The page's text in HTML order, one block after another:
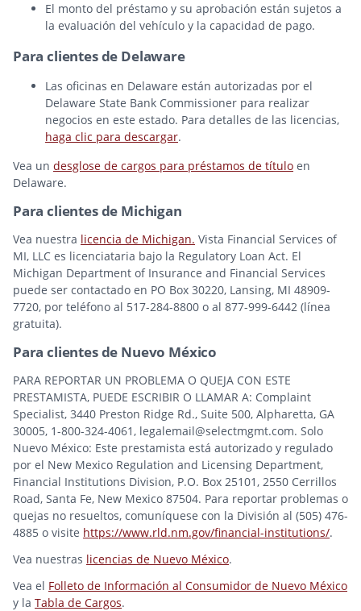
El monto del préstamo y su aprobación están sujetos a
la evaluación del vehículo y la capacidad de pago.
Para clientes de Delaware
Las oficinas en Delaware están autorizadas por el
Delaware State Bank Commissioner para realizar
negocios en este estado. Para detalles de las licencias,
haga clic para descargar.
Vea un desglose de cargos para préstamos de título en
Delaware.
Para clientes de Michigan
Vea nuestra licencia de Michigan. Vista Financial Services of
MI, LLC es licenciataria bajo la Regulatory Loan Act. El
Michigan Department of Insurance and Financial Services
puede ser contactado en PO Box 30220, Lansing, MI 48909-
7720, por teléfono al 517-284-8800 o al 877-999-6442 (línea
gratuita).
Para clientes de Nuevo México
PARA REPORTAR UN PROBLEMA O QUEJA CON ESTE
PRESTAMISTA, PUEDE ESCRIBIR O LLAMAR A: Complaint
Specialist, 3440 Preston Ridge Rd., Suite 500, Alpharetta, GA
30005, 1-800-324-4061, legalemail@selectmgmt.com. Solo
Nuevo México: Este prestamista está autorizado y regulado
por el New Mexico Regulation and Licensing Department,
Financial Institutions Division, P.O. Box 25101, 2550 Cerrillos
Road, Santa Fe, New Mexico 87504. Para reportar problemas o
quejas no resueltos, comuníquese con la División al (505) 476-
4885 o visite https://www.rld.nm.gov/financial-institutions/.
Vea nuestras licencias de Nuevo México.
Vea el Folleto de Información al Consumidor de Nuevo México
y la Tabla de Cargos.